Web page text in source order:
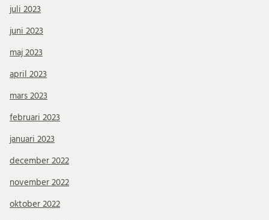
juli 2023
juni 2023
maj 2023
april 2023
mars 2023
februari 2023
januari 2023
december 2022
november 2022
oktober 2022